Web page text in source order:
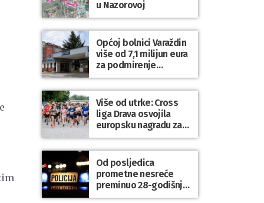
u Nazorovoj
Općoj bolnici Varaždin
više od 7,1 milijun eura
za podmirenje
dospjelih obveza
prema dobavljačima
Više od utrke: Cross
liga Drava osvojila
europsku nagradu za
sport koji povezuje
generacije
Od posljedica
prometne nesreće
preminuo 28-godišnji
putnik